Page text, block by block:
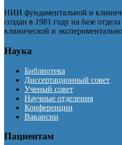
НИИ фундаментальной и
создан в 1981 году на базе
клинической и
Наука
Библиотека
Диссертационный совет
Ученый совет
Научные отделения
Конференции
Вакансии
Пациентам